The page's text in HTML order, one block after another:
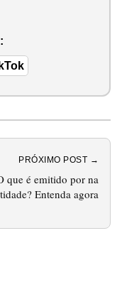
PRÓXIMO POST →
que é emitido por na
Entenda agora